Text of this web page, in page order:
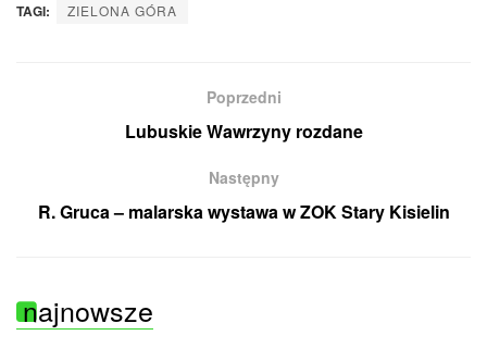
TAGI: ZIELONA GÓRA
Poprzedni
Lubuskie Wawrzyny rozdane
Następny
R. Gruca – malarska wystawa w ZOK Stary Kisielin
najnowsze